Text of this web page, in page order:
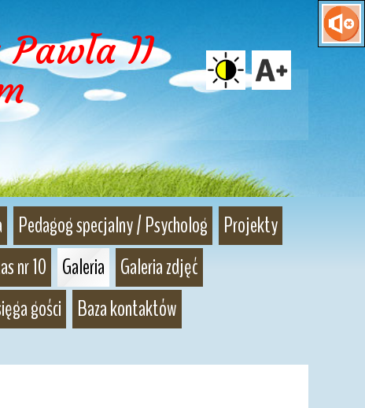
Pawła II
Pedagog specjalny / Psycholog
Projekty
nr 10 Galeria Galeria zdjęć
gości Baza kontaktów